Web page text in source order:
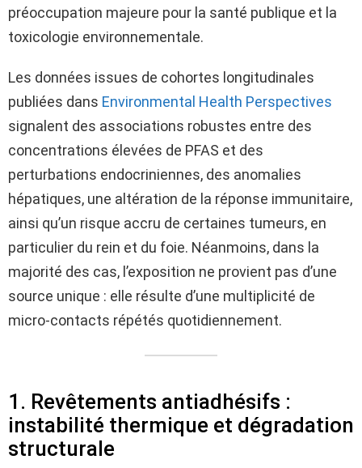
préoccupation majeure pour la santé publique et la
toxicologie environnementale.
Les données issues de cohortes longitudinales
publiées dans Environmental Health Perspectives
signalent des associations robustes entre des
concentrations élevées de PFAS et des
perturbations endocriniennes, des anomalies
hépatiques, une altération de la réponse immunitaire,
ainsi qu’un risque accru de certaines tumeurs, en
particulier du rein et du foie. Néanmoins, dans la
majorité des cas, l’exposition ne provient pas d’une
source unique : elle résulte d’une multiplicité de
micro-contacts répétés quotidiennement.
1. Revêtements antiadhésifs :
instabilité thermique et dégradation
structurale